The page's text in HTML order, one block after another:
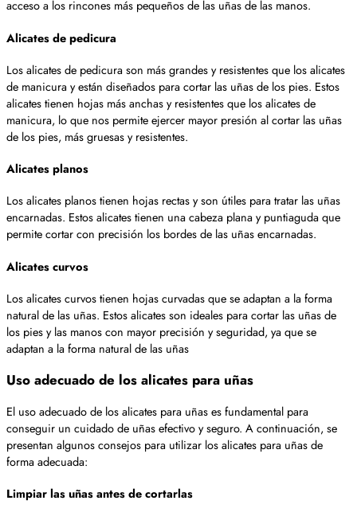
acceso a los rincones más pequeños de las uñas de las manos.
Alicates de pedicura
Los alicates de pedicura son más grandes y resistentes que los alicates
de manicura y están diseñados para cortar las uñas de los pies. Estos
alicates tienen hojas más anchas y resistentes que los alicates de
manicura, lo que nos permite ejercer mayor presión al cortar las uñas
de los pies, más gruesas y resistentes.
Alicates planos
Los alicates planos tienen hojas rectas y son útiles para tratar las uñas
encarnadas. Estos alicates tienen una cabeza plana y puntiaguda que
permite cortar con precisión los bordes de las uñas encarnadas.
Alicates curvos
Los alicates curvos tienen hojas curvadas que se adaptan a la forma
natural de las uñas. Estos alicates son ideales para cortar las uñas de
los pies y las manos con mayor precisión y seguridad, ya que se
adaptan a la forma natural de las uñas
Uso adecuado de los alicates para uñas
El uso adecuado de los alicates para uñas es fundamental para
conseguir un cuidado de uñas efectivo y seguro. A continuación, se
presentan algunos consejos para utilizar los alicates para uñas de
forma adecuada:
Limpiar las uñas antes de cortarlas